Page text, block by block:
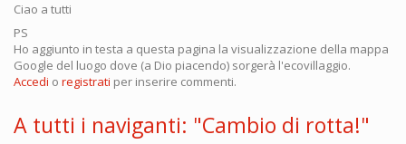
Ciao a tutti
PS
Ho aggiunto in testa a questa pagina la visualizzazione della mappa
Google del luogo dove (a Dio piacendo) sorgerà l'ecovillaggio.
Accedi o registrati per inserire commenti.
A tutti i naviganti: "Cambio di rotta!"